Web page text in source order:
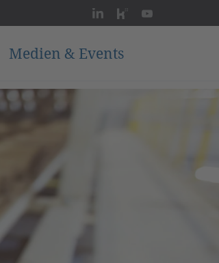
Medien & Events